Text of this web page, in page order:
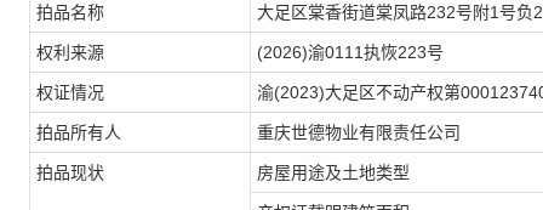
拍品名称 大足区棠香街道棠凤路232号附1号负
权利来源 (2026)渝0111执恢223号
权证情况 渝(2023)大足区不动产权第
拍品所有人 重庆世德物业有限责任公司
拍品现状 房屋用途及土地类型